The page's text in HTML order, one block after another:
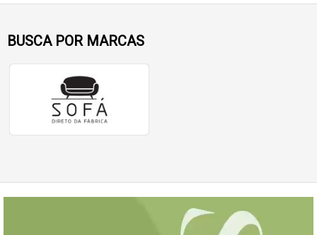
BUSCA POR MARCAS